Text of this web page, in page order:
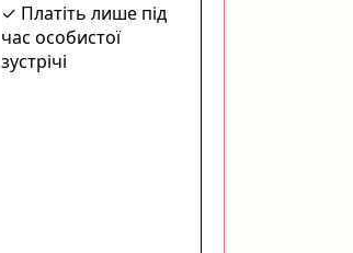
Платіть лише під
час особистої
зустрічі